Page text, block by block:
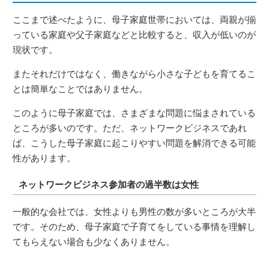
ここまで述べたように、母子家庭世帯においては、両親が揃
っている家庭や父子家庭などと比較すると、収入が低いのが
現状です。
またそれだけではなく、働きながら小さな子どもを育てるこ
とは簡単なことではありません。
このように母子家庭では、さまざまな問題に悩まされている
ところが多いのです。ただ、ネットワークビジネスであれ
ば、こうした母子家庭に起こりやすい問題を解消できる可能
性があります。
ネットワークビジネス参加者の過半数は女性
一般的な会社では、女性よりも男性の数が多いところが大半
です。そのため、母子家庭で子育てをしている事情を理解し
てもらえない場合も少なくありません。